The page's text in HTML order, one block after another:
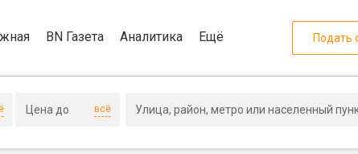
BN Газета Аналитика Ещё Подать
всё